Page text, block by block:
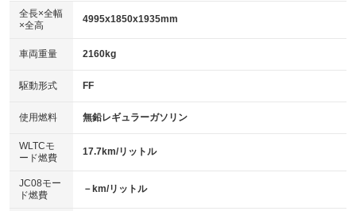
：装備あり
パワーウィンドウ
アイドリングストップ
：装備あり
USB入力端子
：装備あり
100V電源
：装備あり
センターデフロック
：装備なし
電動格納ミラー
：装備あり
：装備あり
革シート
キーレス
HID(キセノンライト)
：装備あり
バックカメラ
：装備あり
エアロ
：装備なし
：装備なし
パワーシート
全長×全幅
×全高
4995x1850x1935mm
車両重量 2160kg
駆動形式 FF
使用燃料 無鉛レギュラーガソリン
WLTCモ
ード燃費
17.7km/リットル
JC08モー
ド燃費
－km/リットル